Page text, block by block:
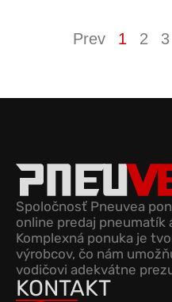
Prev 1 2 3
Spoločnosť Pneuvea
online predaj pneumatík
Komplexná ponuka je
výrobcov, čo nám
vodičovi adekvátne
KONTAKT